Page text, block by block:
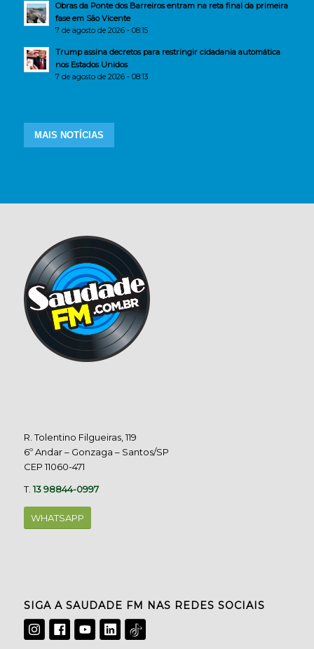
Obras da Ponte dos Barreiros entram na reta final da primeira
fase em São Vicente
7 de agosto de 2026 - 08:15
Trump assina decretos para restringir cidadania automática
nos Estados Unidos
7 de agosto de 2026 - 08:13
MAIS NOTÍCIAS
R. Tolentino Filgueiras, 119
6º Andar – Gonzaga – Santos/SP
CEP 11060-471
T.13 98844-0997
WHATSAPP
SIGA A SAUDADE FM NAS REDES SOCIAIS